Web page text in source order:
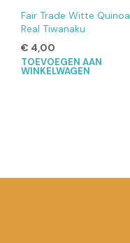
Fair Trade Witte Quinoa
Real Tiwanaku
€ 4,00
TOEVOEGEN AAN
WINKELWAGEN